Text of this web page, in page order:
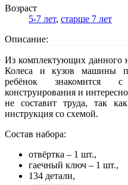
Возраст
5-7 лет, старше 7 лет
Описание:
Из комплектующих данного
Колеса и кузов машины
ребёнок знакомится с
конструирования и
не составит труда, так
инструкция со схемой.
Состав набора:
отвёртка – 1 шт.,
гаечный ключ – 1 шт.,
134 детали,